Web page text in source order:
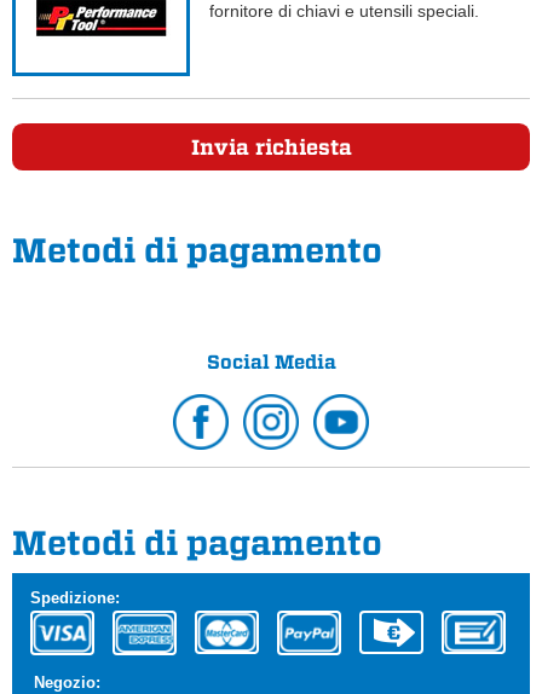
fornitore di chiavi e utensili speciali.
Invia richiesta
Metodi di pagamento
Social Media
Metodi di pagamento
Spedizione:
Negozio: